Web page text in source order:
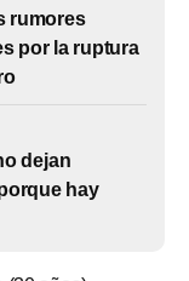
rumores
por la ruptura
dejan
hay